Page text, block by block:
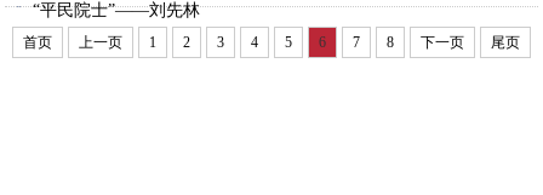
“平民院士”——刘先林
首页 上一页 1 2 3 4 5 6 7 8 下一页 尾页